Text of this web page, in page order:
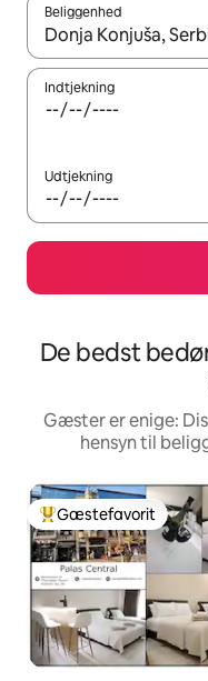
Beliggenhed
Når resultaterne er
Indtjekning
Udtjekning
De bedst
Gæster er enige:
hensyn til
Bedste gæstefavorit
Gæstefavorit